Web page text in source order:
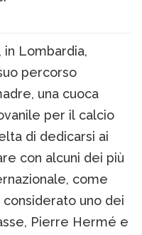
in Lombardia,
percorso
una cuoca
per il calcio
di dedicarsi ai
con alcuni dei più
come
uno dei
Pierre Hermé e